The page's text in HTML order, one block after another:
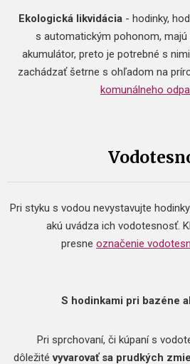
Ekologická likvidácia - hodinky,
s automatickým pohonom, majú
akumulátor, preto je potrebné s
zachádzať šetrne s ohľadom na
komunálneho
Pri styku s vodou nevystavujte
akú uvádza ich vodotesnosť.
presne označenie
S hodinkami pri bazéne
Pri sprchovaní, či kúpaní s
dôležitévyvarovať sa prudkých